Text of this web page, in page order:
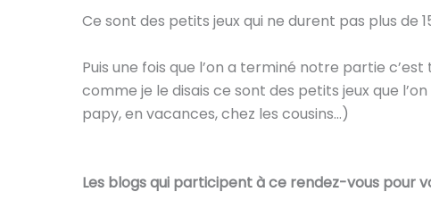
Ce sont des petits jeux qui ne durent pas plus de
Puis une fois que l’on a terminé notre partie
comme je le disais ce sont des petits jeux que
papy, en vacances, chez les cousins…)
Les blogs qui participent à ce rendez-vous pour